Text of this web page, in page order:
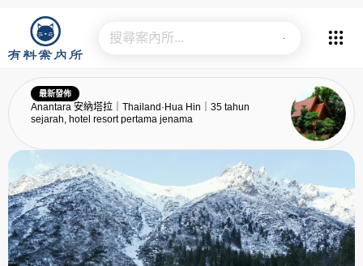
最新發佈
Anantara 安納塔拉｜Thailand·Hua Hin｜35 tahun
sejarah, hotel resort pertama jenama